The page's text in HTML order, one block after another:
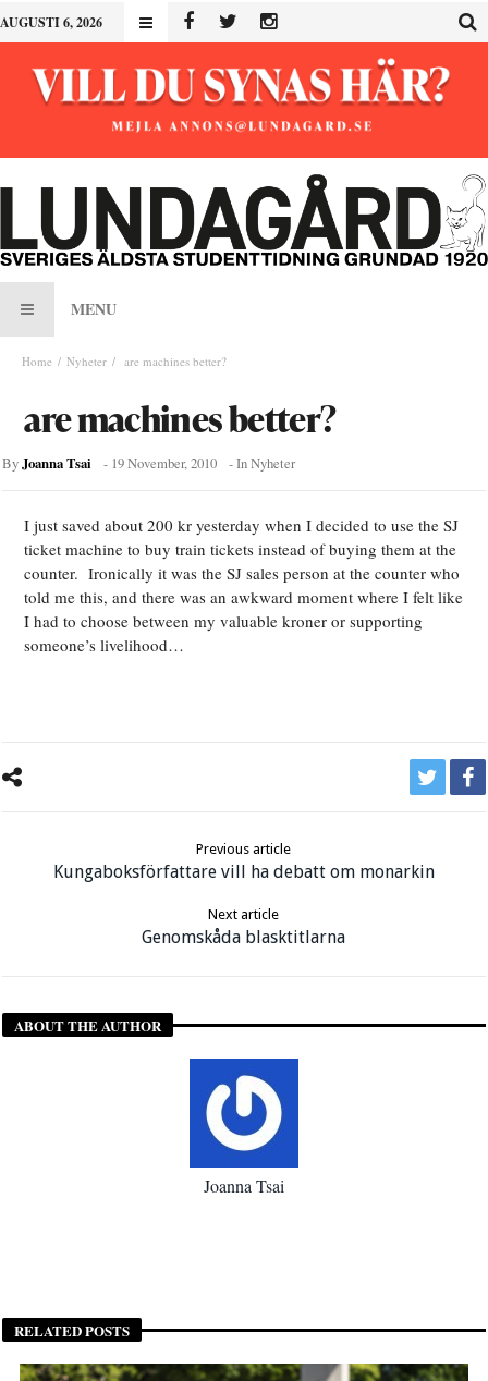
AUGUSTI 6, 2026
MENU
Home Nyheter are machines better?
are machines better?
ByJoanna Tsai - 19 November, 2010 - InNyheter
I just saved about 200 kr yesterday when I decided to use the SJ
ticket machine to buy train tickets instead of buying them at the
counter. Ironically it was the SJ sales person at the counter who
told me this, and there was an awkward moment where I felt like
I had to choose between my valuable kroner or supporting
someone’s livelihood…
Previous article
Kungaboksförfattare vill ha debatt om monarkin
Next article
Genomskåda blasktitlarna
ABOUT THE AUTHOR
Joanna Tsai
RELATED POSTS